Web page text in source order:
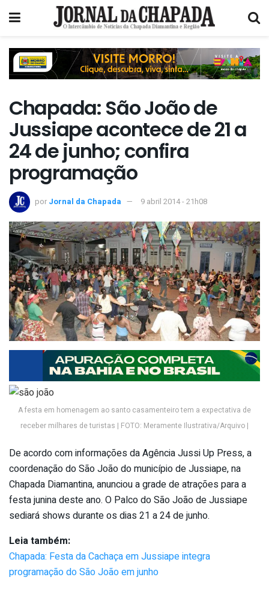
Chapada: São João de
Jussiape acontece de 21 a
24 de junho; confira
programação
por Jornal da Chapada 9 abril 2014 - 21h08
A festa em homenagem ao santo casamenteiro tem a expectativa de
receber milhares de turistas | FOTO: Meramente Ilustrativa/Arquivo |
De acordo com informações da Agência Jussi Up Press, a
coordenação do São João do município de Jussiape, na
Chapada Diamantina, anunciou a grade de atrações para a
festa junina deste ano. O Palco do São João de Jussiape
sediará shows durante os dias 21 a 24 de junho.
Leia também:
Chapada: Festa da Cachaça em Jussiape integra
programação do São João em junho